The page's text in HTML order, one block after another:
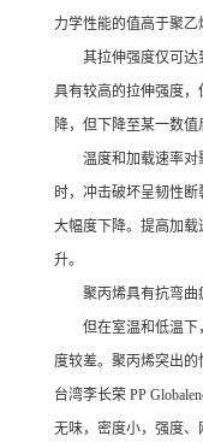
力学性能的值高于聚乙
其拉伸强度仅可达到
具有较高的拉伸强度
降，但下降至某一数值
温度和加载速率对
时，冲击破坏呈韧性
大幅度下降。提高加
升。
聚丙烯具有抗弯曲疲
但在室温和低温下
度较差。聚丙烯突出的
台湾李长荣 PP
无味，密度小，强度